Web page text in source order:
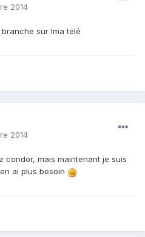
2014
sur lma télé
2014
condor, mais maintenant je suis
ai plus besoin